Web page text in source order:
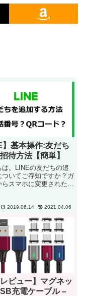
】基本操作:友だち
待方法【簡単】
は。LINEの友だちの追
ついてご存知ですか？ガ
らスマホに変更された
マホの連絡先に友だちの
を登録しているからとい
の友だちには表...
2019.06.14 2021.04.06
ー
レビュー】マグネッ
充電ケーブル –